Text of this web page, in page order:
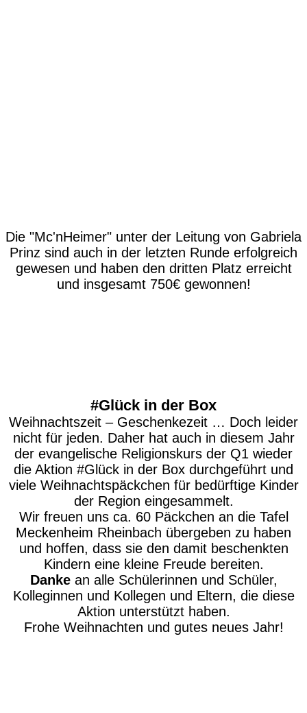
Die "Mc'nHeimer" unter der Leitung von Gabriela
Prinz sind auch in der letzten Runde erfolgreich
gewesen und haben den dritten Platz erreicht
und insgesamt 750€ gewonnen!
#Glück in der Box
Weihnachtszeit – Geschenkezeit … Doch leider
nicht für jeden. Daher hat auch in diesem Jahr
der evangelische Religionskurs der Q1 wieder
die Aktion #Glück in der Box durchgeführt und
viele Weihnachtspäckchen für bedürftige Kinder
der Region eingesammelt.
Wir freuen uns ca. 60 Päckchen an die Tafel
Meckenheim Rheinbach übergeben zu haben
und hoffen, dass sie den damit beschenkten
Kindern eine kleine Freude bereiten.
Dankean alle Schülerinnen und Schüler,
Kolleginnen und Kollegen und Eltern, die diese
Aktion unterstützt haben.
Frohe Weihnachten und gutes neues Jahr!